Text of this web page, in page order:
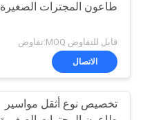
طاعون المجترات الصغيرة
قابل للتفاوض MOQ:تفاوض
الاتصال
تخصيص نوع أثقل مواسير